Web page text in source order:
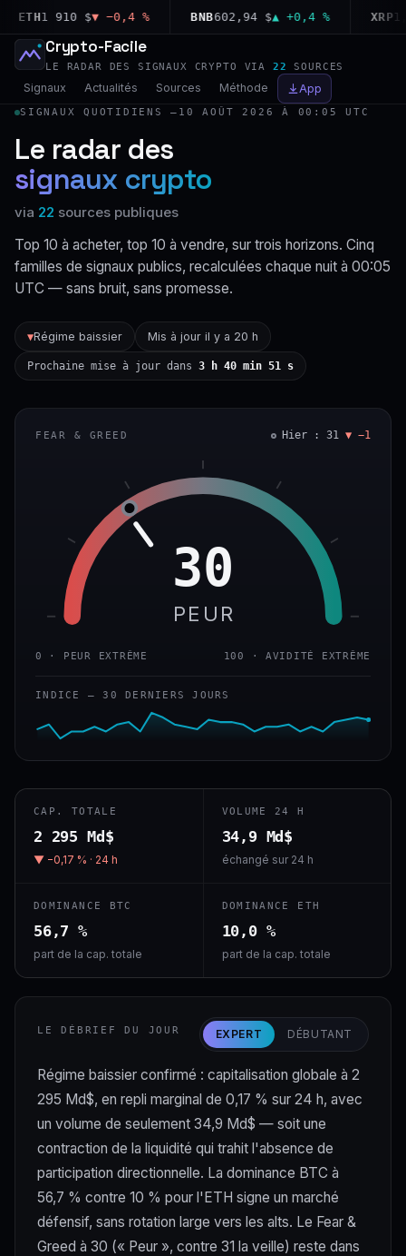
1 910 $▼ −0,4 % BNB602,94 $▲ +0,4 % XRP1,03
Crypto-Facile
LE RADAR DES SIGNAUX CRYPTO VIA 22 SOURCES
Signaux Actualités Sources Méthode App
SIGNAUX QUOTIDIENS — 10 AOÛT 2026 À 00:05 UTC
Le radar des
signaux crypto
via 22 sources publiques
Top 10 à acheter, top 10 à vendre, sur trois horizons. Cinq
familles de signaux publics, recalculées chaque nuit à 00:05
UTC — sans bruit, sans promesse.
▼Régime baissier Mis à jour il y a 20 h
Prochaine mise à jour dans 3 h 40 min 50 s
FEAR & GREED Hier : 31 ▼ −1
30
PEUR
0 · PEUR EXTRÊME 100 · AVIDITÉ EXTRÊME
INDICE — 30 DERNIERS JOURS
CAP. TOTALE
2 295 Md$
▼ −0,17 % · 24 h
VOLUME 24 H
34,9 Md$
échangé sur 24 h
DOMINANCE BTC
56,7 %
part de la cap. totale
DOMINANCE ETH
10,0 %
part de la cap. totale
LE DÉBRIEF DU JOUR EXPERT DÉBUTANT
Régime baissier confirmé : capitalisation globale à 2
295 Md$, en repli marginal de 0,17 % sur 24 h, avec
un volume de seulement 34,9 Md$ — soit une
contraction de la liquidité qui trahit l'absence de
participation directionnelle. La dominance BTC à
56,7 % contre 10 % pour l'ETH signe un marché
défensif, sans rotation large vers les alts. Le Fear &
Greed à 30 (« Peur », contre 31 la veille) reste dans